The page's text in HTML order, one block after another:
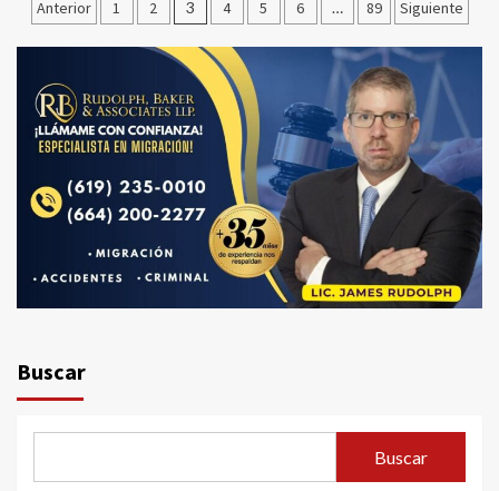
de
entradas
Anterior 1 2 3 4 5 6 … 89 Siguiente
Buscar
Buscar